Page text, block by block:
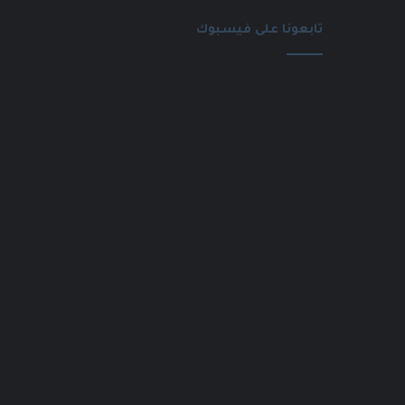
تابعونا على فيسبوك